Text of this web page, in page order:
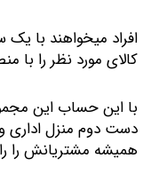
افراد میخواهند با
کالای مورد نظر را با
با این حساب این
دست دوم منزل اداری
همیشه مشتریانش را